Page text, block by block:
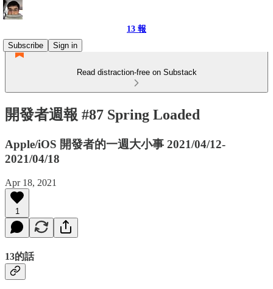
13 報
Subscribe
Sign in
Read distraction-free on Substack
開發者週報 #87 Spring Loaded
Apple/iOS 開發者的一週大小事 2021/04/12-
2021/04/18
Apr 18, 2021
1
13的話